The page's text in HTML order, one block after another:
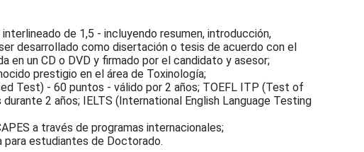
de 1,5 - incluyendo resumen, introducción,
desarrollado como disertación o tesis de acuerdo con el
en un CD o DVD y firmado por el candidato y asesor;
prestigio en el área de Toxinología;
Test) - 60 puntos - válido por 2 años; TOEFL ITP (Test of
2 años; IELTS (International English Language Testing
a través de programas internacionales;
estudiantes de Doctorado.